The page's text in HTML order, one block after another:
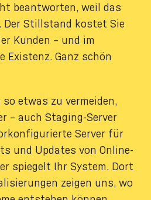
beantworten, weil das
Der Stillstand kostet Sie
Kunden – und im
Existenz. Ganz schön
etwas zu vermeiden,
– auch Staging-Server
Server für
und Updates von Online-
spiegelt Ihr System. Dort
zeigen uns, wo